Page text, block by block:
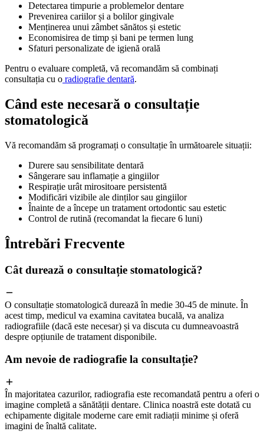
Detectarea timpurie a problemelor dentare
Prevenirea cariilor și a bolilor gingivale
Menținerea unui zâmbet sănătos și estetic
Economisirea de timp și bani pe termen lung
Sfaturi personalizate de igienă orală
Pentru o evaluare completă, vă recomandăm să combinați
consultația cu o radiografie dentară.
Când este necesară o consultație
stomatologică
Vă recomandăm să programați o consultație în următoarele situații:
Durere sau sensibilitate dentară
Sângerare sau inflamație a gingiilor
Respirație urât mirositoare persistentă
Modificări vizibile ale dinților sau gingiilor
Înainte de a începe un tratament ortodontic sau estetic
Control de rutină (recomandat la fiecare 6 luni)
Întrebări Frecvente
Cât durează o consultație stomatologică?
O consultație stomatologică durează în medie 30-45 de minute. În
acest timp, medicul va examina cavitatea bucală, va analiza
radiografiile (dacă este necesar) și va discuta cu dumneavoastră
despre opțiunile de tratament disponibile.
Am nevoie de radiografie la consultație?
În majoritatea cazurilor, radiografia este recomandată pentru a oferi o
imagine completă a sănătății dentare. Clinica noastră este dotată cu
echipamente digitale moderne care emit radiații minime și oferă
imagini de înaltă calitate.